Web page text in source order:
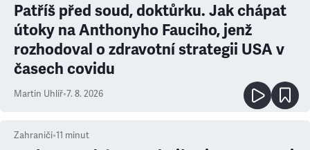
Patříš před soud, doktůrku. Jak chápat
útoky na Anthonyho Fauciho, jenž
rozhodoval o zdravotní strategii USA v
časech covidu
Martin Uhlíř•7. 8. 2026
Zahraničí•11 minut